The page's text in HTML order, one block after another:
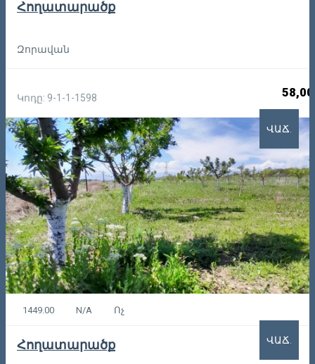
Հողատարածք
Զորավան
Կոդը: 9-1-1-1598
ՎԱՃ.
1449.00 N/A Ոչ
Հողատարածք ՎԱՃ.